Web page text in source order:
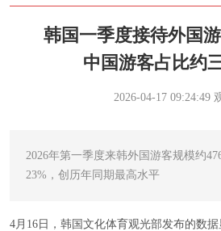
韩国一季度接待外国
中国游客占比约
2026-04-17 09:24:49
2026年第一季度来韩外国游客规模约
23%，创历年同期最高水平
4月16日，韩国文化体育观光部发布的数